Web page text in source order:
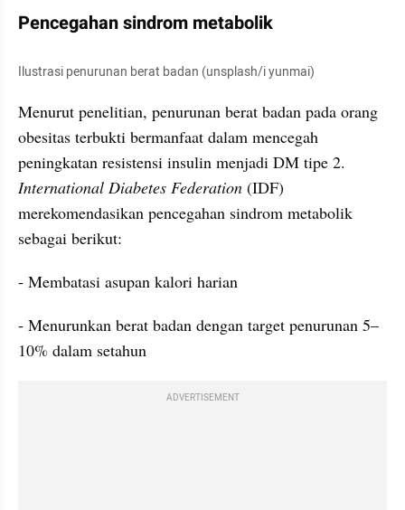
Pencegahan sindrom metabolik
Ilustrasi penurunan berat badan (unsplash/i yunmai)
Menurut penelitian, penurunan berat badan pada orang
obesitas terbukti bermanfaat dalam mencegah
International Diabetes Federation (IDF)
merekomendasikan pencegahan sindrom metabolik
sebagai berikut:
- Membatasi asupan kalori harian
- Menurunkan berat badan dengan target penurunan 5–
10% dalam setahun
ADVERTISEMENT